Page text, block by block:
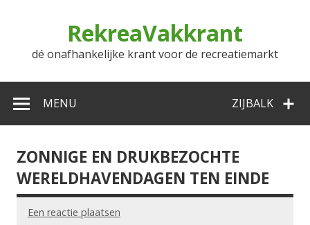
RekreaVakkrant
dé onafhankelijke krant voor de recreatiemarkt
ZIJBALK
MENU
ZONNIGE EN DRUKBEZOCHTE
WERELDHAVENDAGEN TEN EINDE
Een reactie plaatsen